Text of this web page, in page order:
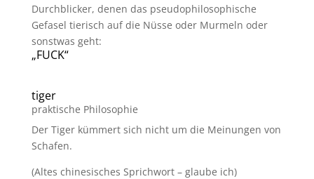
Durchblicker, denen das pseudophilosophische
Gefasel tierisch auf die Nüsse oder Murmeln oder
sonstwas geht:
„FUCK“
tiger
praktische Philosophie
Der Tiger kümmert sich nicht um die Meinungen von
Schafen.
(Altes chinesisches Sprichwort – glaube ich)